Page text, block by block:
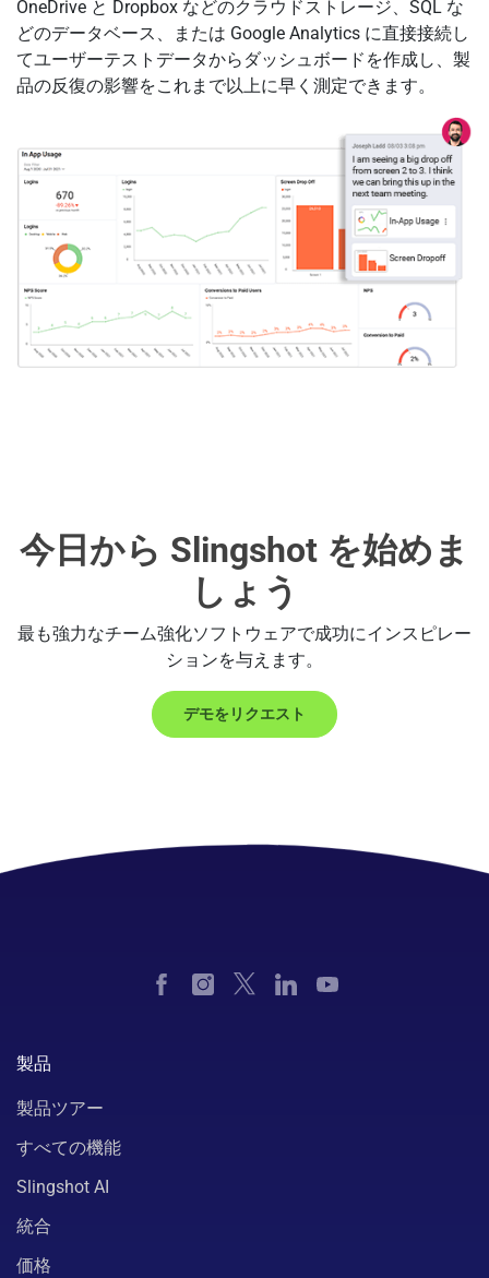
OneDrive と Dropbox などのクラウドストレージ、SQL な
どのデータベース、または Google Analytics に直接接続し
てユーザーテストデータからダッシュボードを作成し、製
品の反復の影響をこれまで以上に早く測定できます。
今日から Slingshot を始めま
しょう
最も強力なチーム強化ソフトウェアで成功にインスピレー
ションを与えます。
デモをリクエスト
製品
製品ツアー
すべての機能
Slingshot AI
統合
価格